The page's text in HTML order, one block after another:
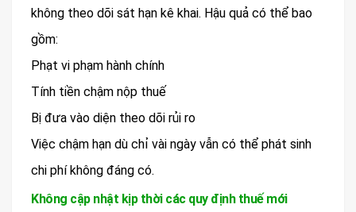
không theo dõi sát hạn kê khai. Hậu quả có thể bao
gồm:
Phạt vi phạm hành chính
Tính tiền chậm nộp thuế
Bị đưa vào diện theo dõi rủi ro
Việc chậm hạn dù chỉ vài ngày vẫn có thể phát sinh
chi phí không đáng có.
Không cập nhật kịp thời các quy định thuế mới